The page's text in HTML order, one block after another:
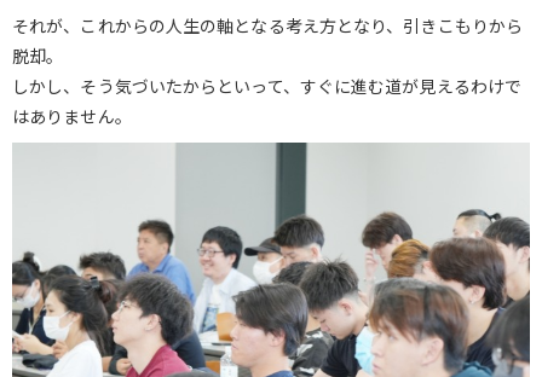
それが、これからの人生の軸となる考え方となり、引きこもりから
脱却。
しかし、そう気づいたからといって、すぐに進む道が見えるわけで
はありません。